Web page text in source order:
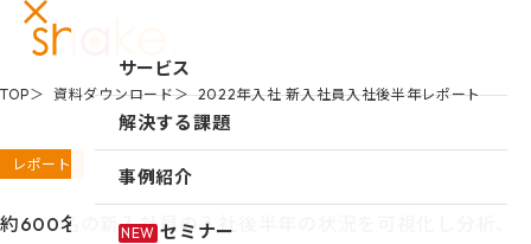
サービス
サービスTOP
キャリア自律
解決する課題
事例紹介
NEW セミナー
TOP 資料ダウンロード 2022年入社 新入社員入社後半年レポート
レポート
約600名の新入社員の入社後半年の状況を可視化し分析、